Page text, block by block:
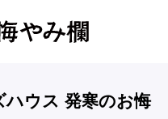
ハウス 発寒のお悔